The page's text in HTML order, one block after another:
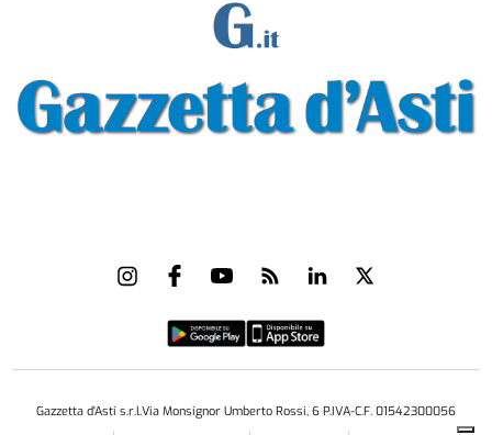
Gazzetta d'Asti s.r.l.Via Monsignor Umberto Rossi, 6 P.IVA-C.F. 01542300056